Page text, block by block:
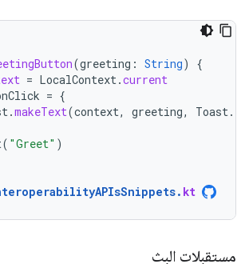
(greeting : String)
{
= LocalContext.current
= {
.makeText(context, greeting, Toast.
( "Greet" )
. kt
مستقبِلات البث